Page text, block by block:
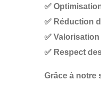
✅
✅ Réduction
✅
✅ Respect
Grâce à notre